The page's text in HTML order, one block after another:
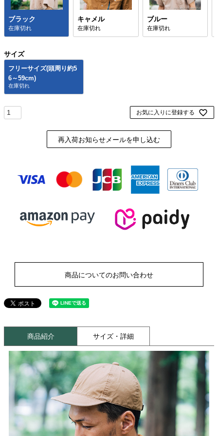
ブラック
在庫切れ
キャメル
在庫切れ
ブルー
在庫切れ
サイズ
フリーサイズ(頭周り約5
6～59cm)
お気に入りに登録する
再入荷お知らせメールを申し込む
商品についてのお問い合わせ
商品紹介 サイズ・詳細